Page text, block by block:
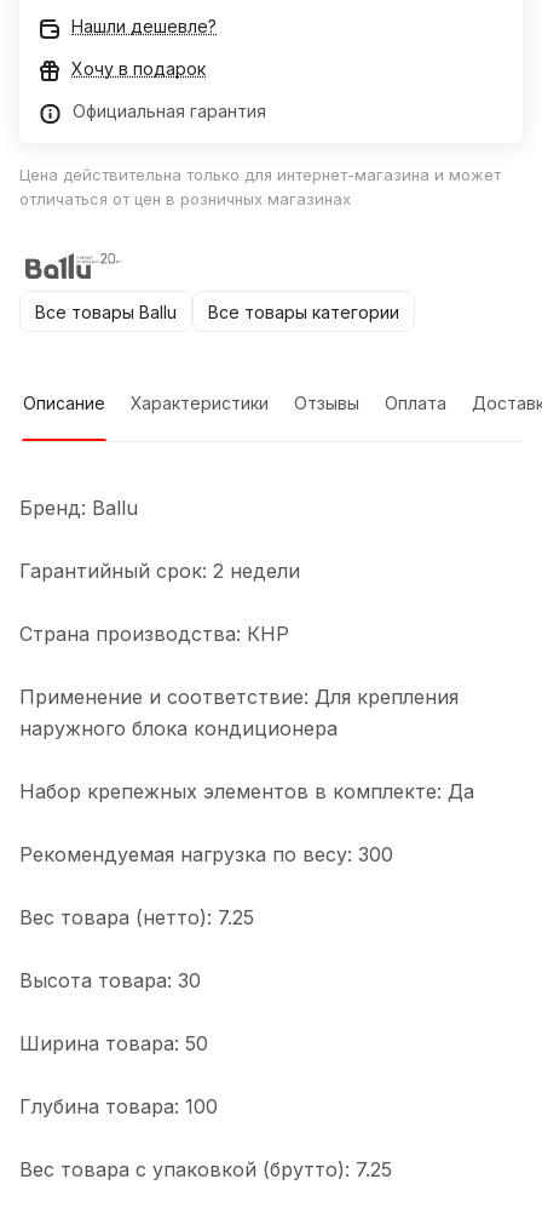
Нашли дешевле?
Хочу в подарок
Официальная гарантия
Цена действительна только для интернет-магазина и может
отличаться от цен в розничных магазинах
Все товары Ballu Все товары категории
Описание Характеристики Отзывы Оплата
Бренд: Ballu
Гарантийный срок: 2 недели
Страна производства: КНР
Применение и соответствие: Для крепления
наружного блока кондиционера
Набор крепежных элементов в комплекте: Да
Рекомендуемая нагрузка по весу: 300
Вес товара (нетто): 7.25
Высота товара: 30
Ширина товара: 50
Глубина товара: 100
Вес товара с упаковкой (брутто): 7.25